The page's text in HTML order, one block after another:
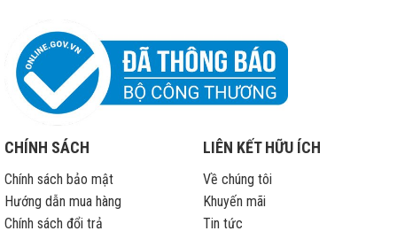
hành
CHÍNH SÁCH
Chính sách bảo mật
Hướng dẫn mua hàng
Chính sách đổi trả
LIÊN KẾT HỮU ÍCH
Về chúng tôi
Khuyến mãi
Tin tức